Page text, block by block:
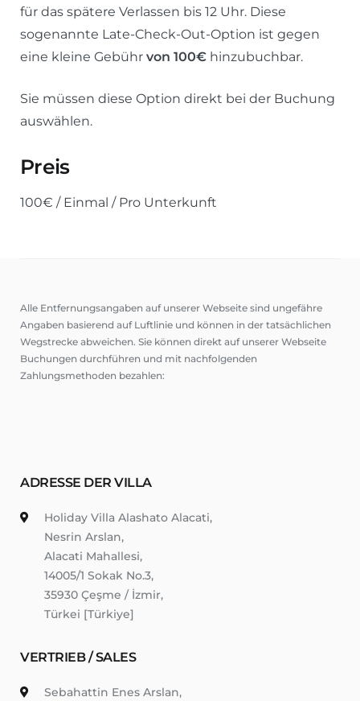
für das spätere Verlassen bis 12 Uhr. Diese
sogenannte Late-Check-Out-Option ist gegen
eine kleine Gebühr von 100€ hinzubuchbar.
Sie müssen diese Option direkt bei der Buchung
auswählen.
Preis
100€ / Einmal / Pro Unterkunft
Alle Entfernungsangaben auf unserer Webseite sind ungefähre
Angaben basierend auf Luftlinie und können in der tatsächlichen
Wegstrecke abweichen. Sie können direkt auf unserer Webseite
Buchungen durchführen und mit nachfolgenden
Zahlungsmethoden bezahlen:
ADRESSE DER VILLA
Holiday Villa Alashato Alacati,
Nesrin Arslan,
Alacati Mahallesi,
14005/1 Sokak No.3,
35930 Çeşme / İzmir,
Türkei [Türkiye]
VERTRIEB / SALES
Sebahattin Enes Arslan,